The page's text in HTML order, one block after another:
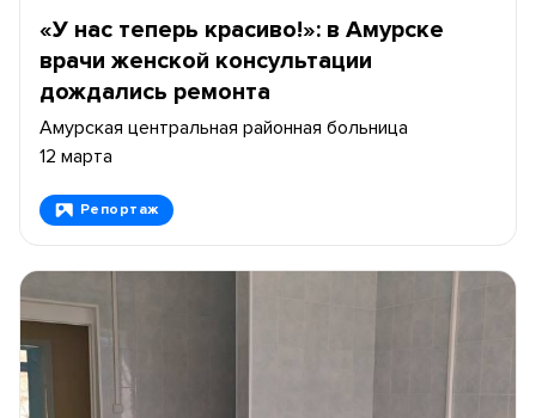
«У нас теперь красиво!»: в Амурске
врачи женской консультации
дождались ремонта
Амурская центральная районная больница
12 марта
Репортаж